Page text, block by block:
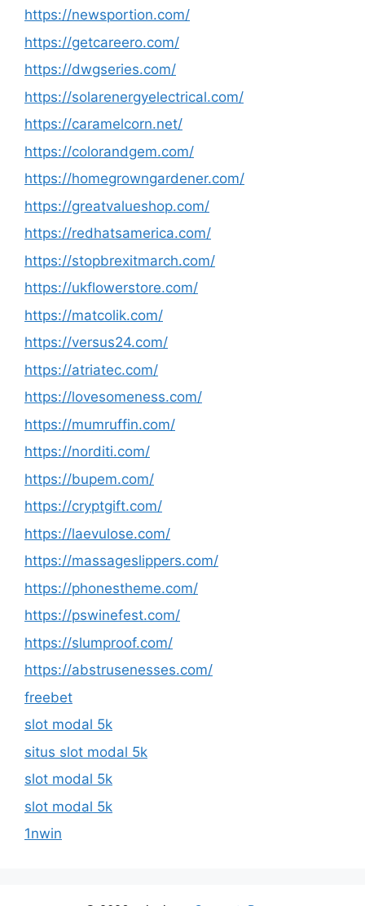
https://newsportion.com/
https://getcareero.com/
https://dwgseries.com/
https://solarenergyelectrical.com/
https://caramelcorn.net/
https://colorandgem.com/
https://homegrowngardener.com/
https://greatvalueshop.com/
https://redhatsamerica.com/
https://stopbrexitmarch.com/
https://ukflowerstore.com/
https://matcolik.com/
https://versus24.com/
https://atriatec.com/
https://lovesomeness.com/
https://mumruffin.com/
https://norditi.com/
https://bupem.com/
https://cryptgift.com/
https://laevulose.com/
https://massageslippers.com/
https://phonestheme.com/
https://pswinefest.com/
https://slumproof.com/
https://abstrusenesses.com/
freebet
slot modal 5k
situs slot modal 5k
slot modal 5k
slot modal 5k
1nwin